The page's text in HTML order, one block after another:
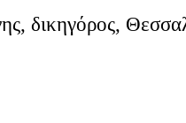
δικηγόρος,